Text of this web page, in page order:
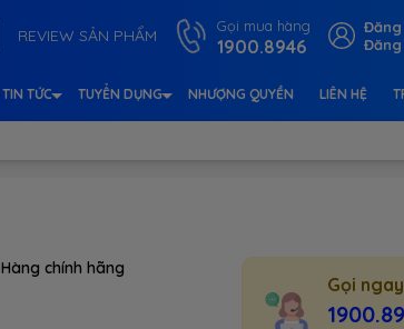
REVIEW SẢN PHẨM Gọi mua hàng
1900.8946
Đăng
Đăng
TIN TỨC TUYỂN DỤNG NHƯỢNG QUYỀN LIÊN HỆ
Hàng chính hãng
Gọi ngay